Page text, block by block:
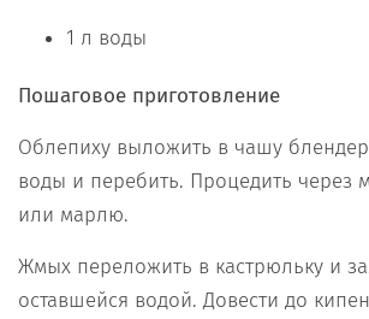
1 л воды
Пошаговое приготовление
Облепиху выложить в чашу
воды и перебить. Процедить через
или марлю.
Жмых переложить в кастрюльку и
оставшейся водой. Довести до